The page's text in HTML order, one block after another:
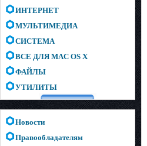
ИНТЕРНЕТ
МУЛЬТИМЕДИА
СИСТЕМА
ВСЕ ДЛЯ MAC OS X
ФАЙЛЫ
УТИЛИТЫ
Новости
Правообладателям